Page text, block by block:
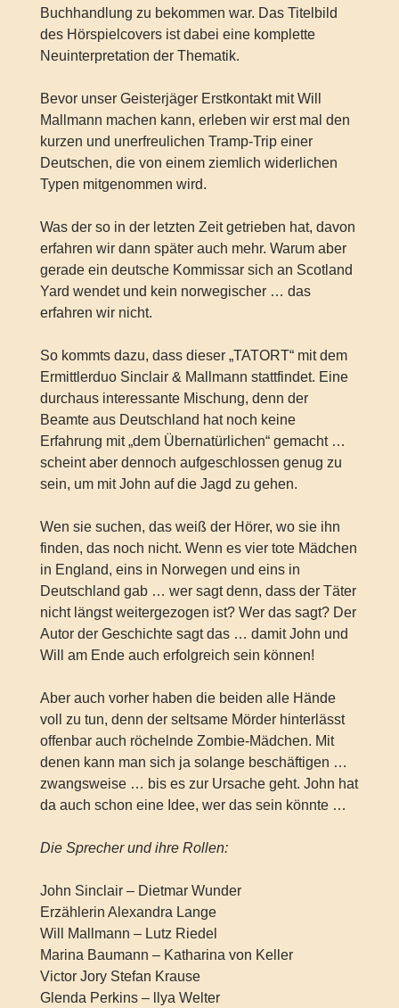
Buchhandlung zu bekommen war. Das Titelbild
des Hörspielcovers ist dabei eine komplette
Neuinterpretation der Thematik.
Bevor unser Geisterjäger Erstkontakt mit Will
Mallmann machen kann, erleben wir erst mal den
kurzen und unerfreulichen Tramp-Trip einer
Deutschen, die von einem ziemlich widerlichen
Typen mitgenommen wird.
Was der so in der letzten Zeit getrieben hat, davon
erfahren wir dann später auch mehr. Warum aber
gerade ein deutsche Kommissar sich an Scotland
Yard wendet und kein norwegischer … das
erfahren wir nicht.
So kommts dazu, dass dieser „TATORT“ mit dem
Ermittlerduo Sinclair & Mallmann stattfindet. Eine
durchaus interessante Mischung, denn der
Beamte aus Deutschland hat noch keine
Erfahrung mit „dem Übernatürlichen“ gemacht …
scheint aber dennoch aufgeschlossen genug zu
sein, um mit John auf die Jagd zu gehen.
Wen sie suchen, das weiß der Hörer, wo sie ihn
finden, das noch nicht. Wenn es vier tote Mädchen
in England, eins in Norwegen und eins in
Deutschland gab … wer sagt denn, dass der Täter
nicht längst weitergezogen ist? Wer das sagt? Der
Autor der Geschichte sagt das … damit John und
Will am Ende auch erfolgreich sein können!
Aber auch vorher haben die beiden alle Hände
voll zu tun, denn der seltsame Mörder hinterlässt
offenbar auch röchelnde Zombie-Mädchen. Mit
denen kann man sich ja solange beschäftigen …
zwangsweise … bis es zur Ursache geht. John hat
da auch schon eine Idee, wer das sein könnte …
Die Sprecher und ihre Rollen:
John Sinclair – Dietmar Wunder
Erzählerin Alexandra Lange
Will Mallmann – Lutz Riedel
Marina Baumann – Katharina von Keller
Victor Jory Stefan Krause
Glenda Perkins – llya Welter